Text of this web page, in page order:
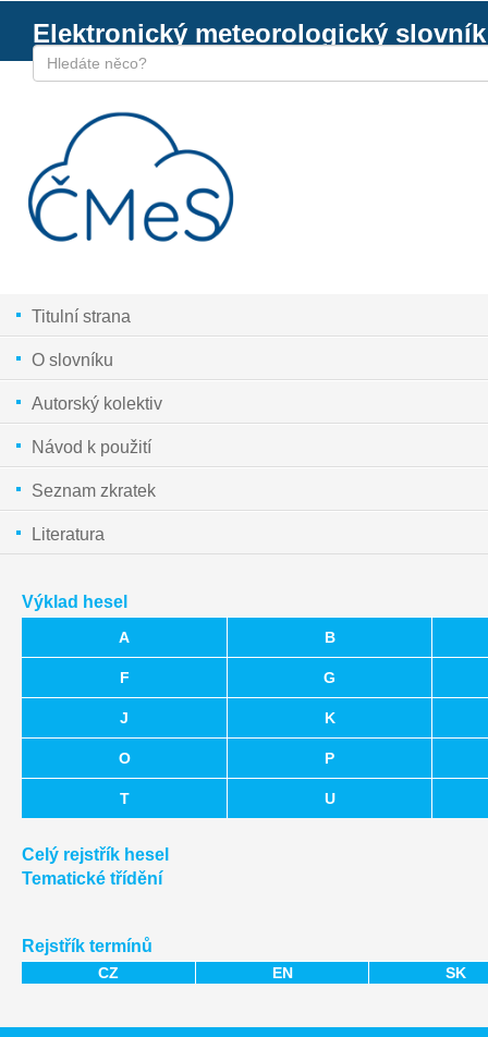
Elektronický meteorologický slovník
Titulní strana
O slovníku
Autorský kolektiv
Návod k použití
Seznam zkratek
Literatura
Výklad hesel
A B
F G
J K
O P
T U
Celý rejstřík hesel
Tematické třídění
Rejstřík termínů
CZ EN SK